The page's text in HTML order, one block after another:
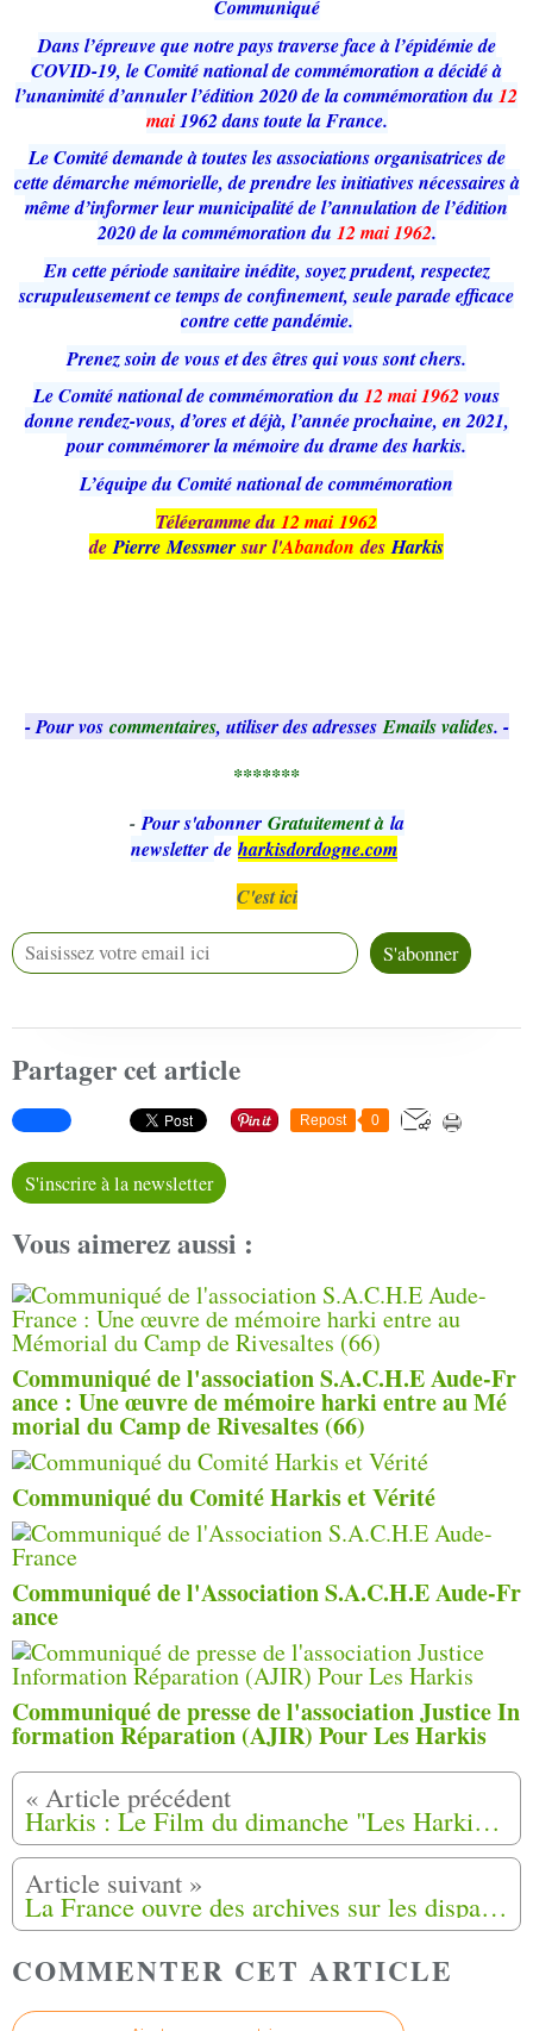
Communiqué
Dans l’épreuve que notre pays traverse face à l’épidémie de
COVID-19, le Comité national de commémoration a décidé à
l’unanimité d’annuler l’édition 2020 de la commémoration du 12
mai1962 dans toute la France.
Le Comité demande à toutes les associations organisatrices de
cette démarche mémorielle, de prendre les initiatives nécessaires à
même d’informer leur municipalité de l’annulation de l’édition
2020 de la commémoration du 12 mai 1962.
En cette période sanitaire inédite, soyez prudent, respectez
scrupuleusement ce temps de confinement, seule parade efficace
contre cette pandémie.
Prenez soin de vous et des êtres qui vous sont chers.
Le Comité national de commémoration du 12 mai 1962 vous
donne rendez-vous, d’ores et déjà, l’année prochaine, en 2021,
pour commémorer la mémoire du drame des harkis.
L’équipe du Comité national de commémoration
Télégramme du 12 mai 1962
de Pierre Messmersur l'Abandon desHarkis
- Pour vos commentaires, utiliser des adressesEmails valides. -
*******
- Pour s'abonner Gratuitement à la
newsletter de harkisdordogne.com
C'est ici
Partager cet article
Repost 0
S'inscrire à la newsletter
Vous aimerez aussi :
Communiqué de l'association S.A.C.H.E Aude-Fr
ance : Une œuvre de mémoire harki entre au Mé
morial du Camp de Rivesaltes (66)
Communiqué du Comité Harkis et Vérité
Communiqué de l'Association S.A.C.H.E Aude-Fr
ance
Communiqué de presse de l'association Justice In
formation Réparation (AJIR) Pour Les Harkis
Harkis : Le Film du dimanche "Les Harkis en France 1976"
La France ouvre des archives sur les disparus de la guerre d’Algérie
COMMENTER CET ARTICLE